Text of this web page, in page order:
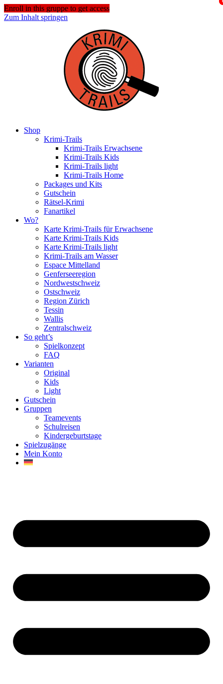
Enroll in this gruppe to get access
Zum Inhalt springen
Shop
Krimi-Trails
Krimi-Trails Erwachsene
Krimi-Trails Kids
Krimi-Trails light
Krimi-Trails Home
Packages und Kits
Gutschein
Rätsel-Krimi
Fanartikel
Wo?
Karte Krimi-Trails für Erwachsene
Karte Krimi-Trails Kids
Karte Krimi-Trails light
Krimi-Trails am Wasser
Espace Mittelland
Genferseeregion
Nordwestschweiz
Ostschweiz
Region Zürich
Tessin
Wallis
Zentralschweiz
So geht’s
Spielkonzept
FAQ
Varianten
Original
Kids
Light
Gutschein
Gruppen
Teamevents
Schulreisen
Kindergeburtstage
Spielzugänge
Mein Konto